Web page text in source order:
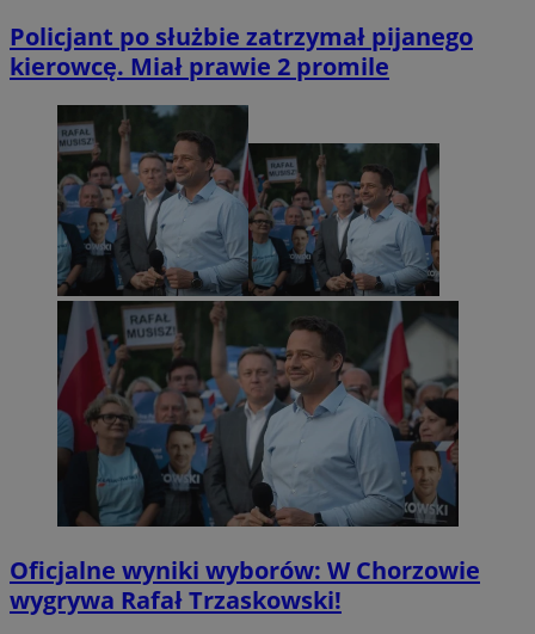
Policjant po służbie zatrzymał pijanego
kierowcę. Miał prawie 2 promile
Oficjalne wyniki wyborów: W Chorzowie
wygrywa Rafał Trzaskowski!